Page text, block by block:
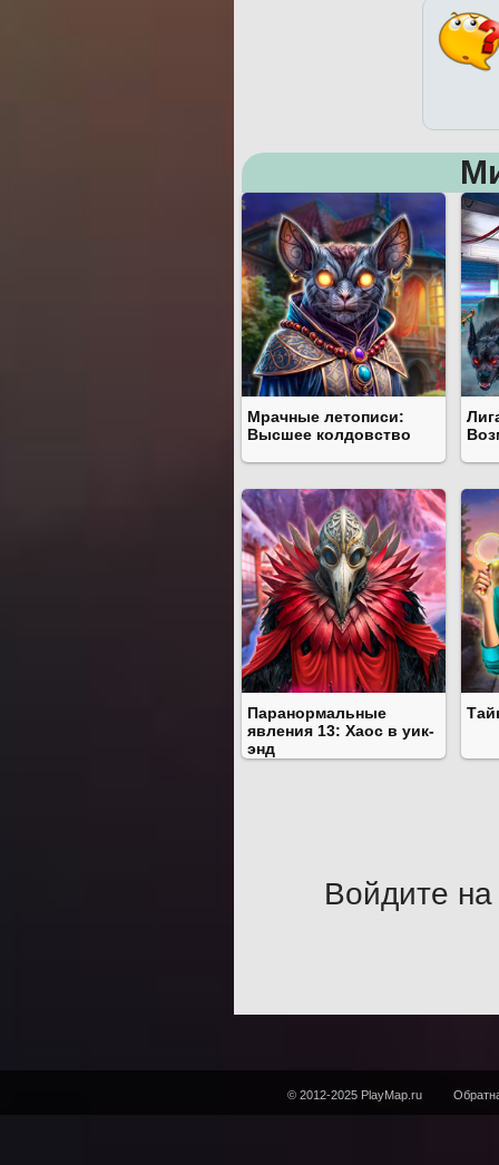
Мрачные летописи:
Высшее колдовство
Паранормальные
явления 13: Хаос в уик-
энд
Войдите на
© 2012-2025 PlayMap.ru